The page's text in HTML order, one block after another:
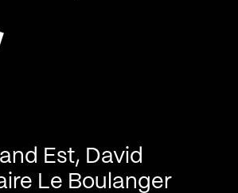
Est, David
Le Boulanger